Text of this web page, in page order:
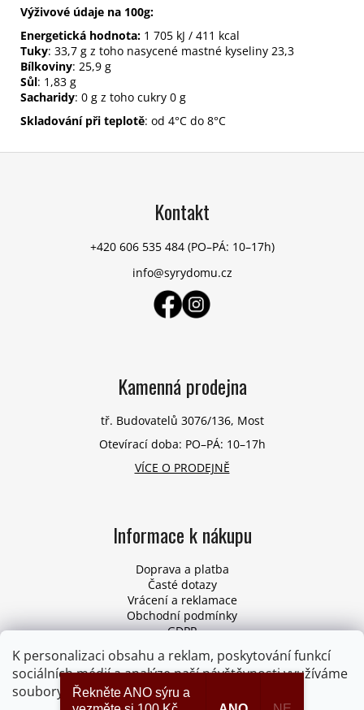
K personalizaci obsahu a reklam, poskytování funkcí
sociálních médií a analýze naší návštěvnosti využíváme
soubory cookies. Více informací
Výživové údaje na 100g:
Energetická hodnota: 1 705 kJ / 411 kcal
Tuky: 33,7 g z toho nasycené mastné kyseliny 23,3
Bílkoviny: 25,9 g
Sůl: 1,83 g
Sacharidy: 0 g z toho cukry 0 g
Skladování při teplotě: od 4°C do 8°C
Z
Kontakt
+420 606 535 484 (PO–PÁ: 10–17h)
info@syrydomu.cz
Kamenná prodejna
tř. Budovatelů 3076/136, Most
Otevírací doba: PO–PÁ: 10–17h
VÍCE O PRODEJNĚ
Informace k nákupu
Doprava a platba
Časté dotazy
Vrácení a reklamace
Obchodní podmínky
GDPR
Pro firmy
Odstoupení od smlouvy
Řekněte ANO sýru a